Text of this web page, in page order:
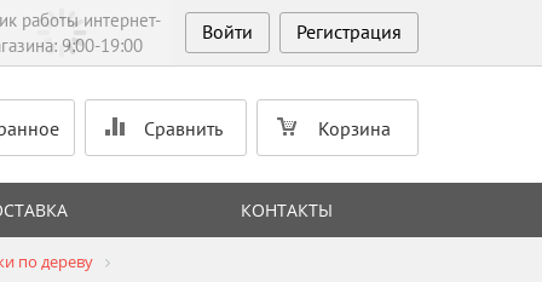
работы интернет-
9:00-19:00
Войти Регистрация
Сравнить Корзина
КОНТАКТЫ
по дереву